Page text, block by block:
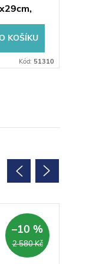
KOŠÍKU
Kód: 51310
2 580 Kč
–10 %